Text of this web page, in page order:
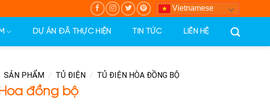
Vietnamese
DỰ ÁN ĐÃ THỰC HIỆN TIN TỨC LIÊN HỆ
SẢN PHẨM / TỦ ĐIỆN / TỦ ĐIỆN HÒA ĐỒNG BỘ
đồng bộ